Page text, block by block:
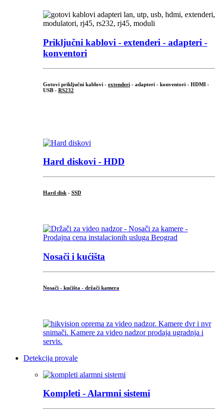
Priključni kablovi - extenderi - adapteri -
konventori
Gotovi priključni kablovi - extenderi - adapteri - konventori - HDMI -
USB - RS232
Hard diskovi - HDD
Hard disk - SSD
Nosači i kućišta
Nosači - kućišta - držači kamera
Detekcija provale
Kompleti - Alarmni sistemi